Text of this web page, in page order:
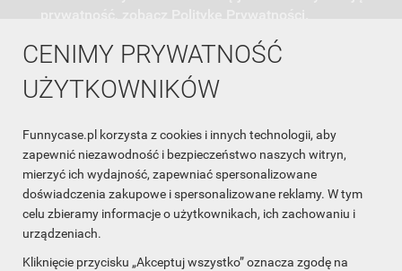
CENIMY PRYWATNOŚĆ
UŻYTKOWNIKÓW
Funnycase.pl korzysta z cookies i innych technologii, aby
zapewnić niezawodność i bezpieczeństwo naszych witryn,
mierzyć ich wydajność, zapewniać spersonalizowane
doświadczenia zakupowe i spersonalizowane reklamy. W tym
celu zbieramy informacje o użytkownikach, ich zachowaniu i
urządzeniach.
Kliknięcie przycisku „Akceptuj wszystko” oznacza zgodę na
INFORMACJA O SKLEPIE
INFORMACJE
OBSŁUGA KLIENTA
WSPÓŁPRACA